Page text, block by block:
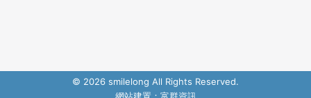
© 2026 smilelong All Rights Reserved.
網站建置： 富群資訊